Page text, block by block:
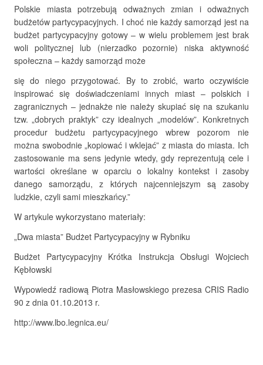
Polskie miasta potrzebują odważnych zmian i odważnych
budżetów partycypacyjnych. I choć nie każdy samorząd jest na
budżet partycypacyjny gotowy – w wielu problemem jest brak
woli politycznej lub (nierzadko pozornie) niska aktywność
społeczna – każdy samorząd może
się do niego przygotować. By to zrobić, warto oczywiście
inspirować się doświadczeniami innych miast – polskich i
zagranicznych – jednakże nie należy skupiać się na szukaniu
tzw. „dobrych praktyk” czy idealnych „modelów”. Konkretnych
procedur budżetu partycypacyjnego wbrew pozorom nie
można swobodnie „kopiować i wklejać” z miasta do miasta. Ich
zastosowanie ma sens jedynie wtedy, gdy reprezentują cele i
wartości określane w oparciu o lokalny kontekst i zasoby
danego samorządu, z których najcenniejszym są zasoby
ludzkie, czyli sami mieszkańcy.”
W artykule wykorzystano materiały:
„Dwa miasta” Budżet Partycypacyjny w Rybniku
Budżet Partycypacyjny Krótka Instrukcja Obsługi Wojciech
Kębłowski
Wypowiedź radiową Piotra Masłowskiego prezesa CRIS Radio
90 z dnia 01.10.2013 r.
http://www.lbo.legnica.eu/